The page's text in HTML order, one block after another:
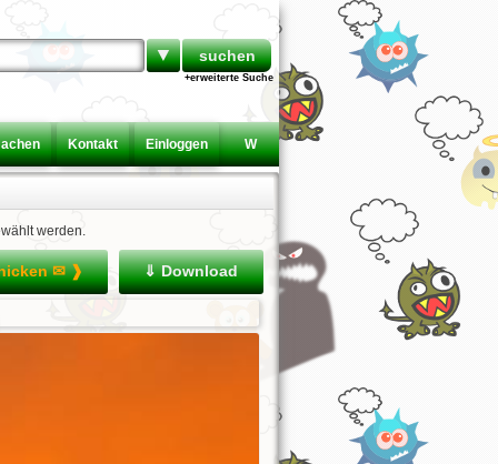
▼
+erweiterte Suche
Kontakt Einloggen W
werden.
⇓ Download
✉ ❱